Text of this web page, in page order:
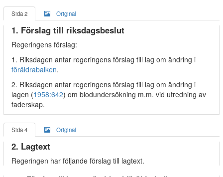
Sida 2 Original
1. Förslag till riksdagsbeslut
Regeringens förslag:
1. Riksdagen antar regeringens förslag till lag om ändring i
föräldrabalken.
2. Riksdagen antar regeringens förslag till lag om ändring i
lagen (1958:642) om blodundersökning m.m. vid utredning av
faderskap.
Sida 4 Original
2. Lagtext
Regeringen har följande förslag till lagtext.